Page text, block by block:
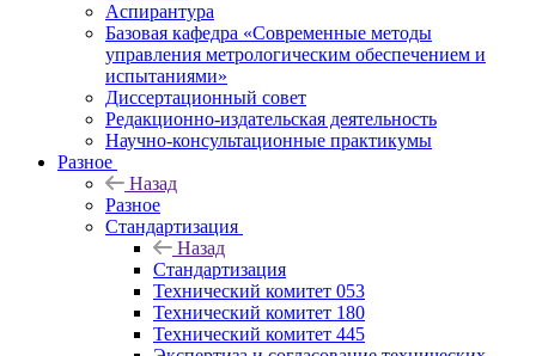
Аспирантура
Базовая кафедра «Современные методы
управления метрологическим обеспечением и
испытаниями»
Диссертационный совет
Редакционно-издательская деятельность
Научно-консультационные практикумы
Разное
Назад
Разное
Стандартизация
Назад
Стандартизация
Технический комитет 053
Технический комитет 180
Технический комитет 445